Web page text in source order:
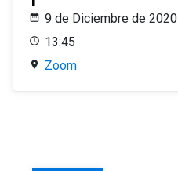
9 de Diciembre de 2020
13:45
Zoom